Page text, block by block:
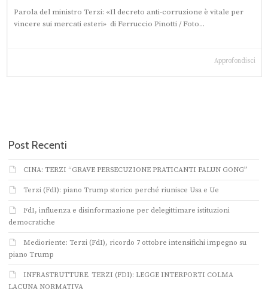
Parola del ministro Terzi: «Il decreto anti-corruzione è vitale per
vincere sui mercati esteri» di Ferruccio Pinotti / Foto...
Approfondisci
Post Recenti
CINA: TERZI “GRAVE PERSECUZIONE PRATICANTI FALUN GONG”
Terzi (FdI): piano Trump storico perché riunisce Usa e Ue
FdI, influenza e disinformazione per delegittimare istituzioni
democratiche
Medioriente: Terzi (FdI), ricordo 7 ottobre intensifichi impegno su
piano Trump
INFRASTRUTTURE. TERZI (FDI): LEGGE INTERPORTI COLMA
LACUNA NORMATIVA